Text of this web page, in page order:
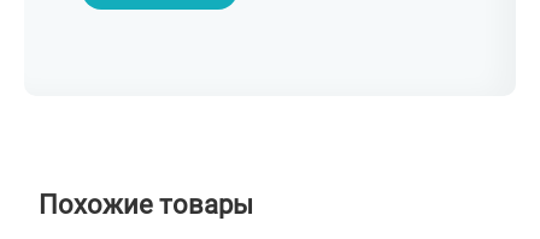
Похожие товары